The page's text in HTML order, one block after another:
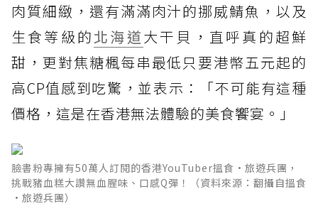
肉質細緻，還有滿滿肉汁的挪威鯖魚，以及
生食等級的北海道大干貝，直呼真的超鮮
甜，更對焦糖楓每串最低只要港幣五元起的
高CP值感到吃驚，並表示：「不可能有這種
價格，這是在香港無法體驗的美食饗宴。」
臉書粉專擁有50萬人訂閱的香港YouTuber搵食•旅遊兵團，
挑戰豬血糕大讚無血腥味、口感Q彈！（資料來源：翻攝自搵食
•旅遊兵團）